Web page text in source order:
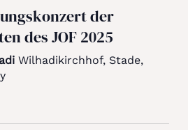
der
des JOF 2025
Wilhadikirchhof, Stade,